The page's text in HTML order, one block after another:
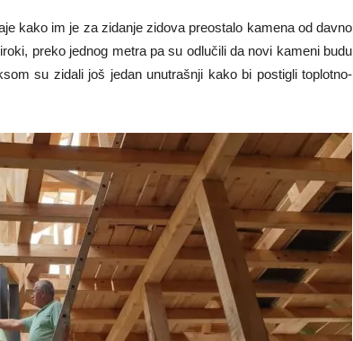
kako im je za zidanje zidova preostalo kamena od davno
preko jednog metra pa su odlučili da novi kameni budu
su zidali još jedan unutrašnji kako bi postigli toplotno-